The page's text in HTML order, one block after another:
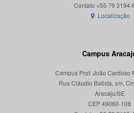
Localização
Campus
Campus Prof. João Cardoso
Rua Cláudio Batista, s/n,
Aracaju/SE
CEP 49060-108